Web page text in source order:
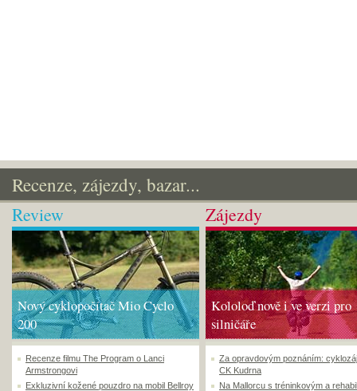
Recenze, zájezdy, bazar...
Review
Nový cyklopočítač Mio Cyclo
200
Recenze filmu The Program o Lanci
Armstrongovi
Exkluzivní kožené pouzdro na mobil Bellroy
Zájezdy
Kololoď nově i ve verzi pro
silničáře
Za opravdovým poznáním:
CK Kudrna
Na Mallorcu s tréninkovým a